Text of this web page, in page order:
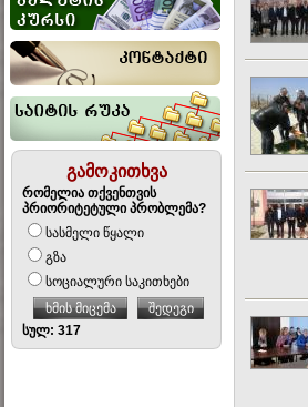
გამოკითხვა
რომელია თქვენთვის
პრიორიტეტული პრობლემა?
სასმელი წყალი
გზა
სოციალური საკითხები
ხმის მიცემა
შედეგი
სულ: 317